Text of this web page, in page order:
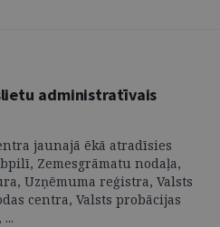
administratīvais
jaunajā ēkā atradīsies
Zemesgrāmatu nodaļa,
Uzņēmuma reģistra, Valsts
centra, Valsts probācijas